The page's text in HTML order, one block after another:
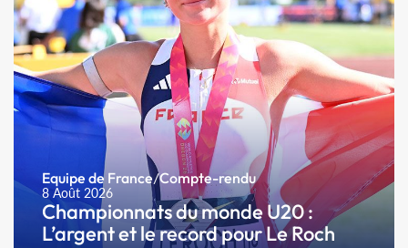
Equipe de France/Compte-rendu
8 Août 2026
Championnats du monde U20 :
L’argent et le record pour Le Roch